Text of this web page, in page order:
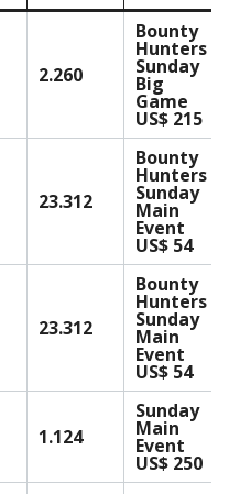
2.260
Bounty
Hunters
Sunday
Big
Game
US$ 215
23.312
Bounty
Hunters
Sunday
Main
Event
US$ 54
23.312
Bounty
Hunters
Sunday
Main
Event
US$ 54
1.124
Sunday
Main
Event
US$ 250